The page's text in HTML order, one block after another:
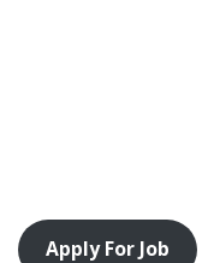
Apply For Job